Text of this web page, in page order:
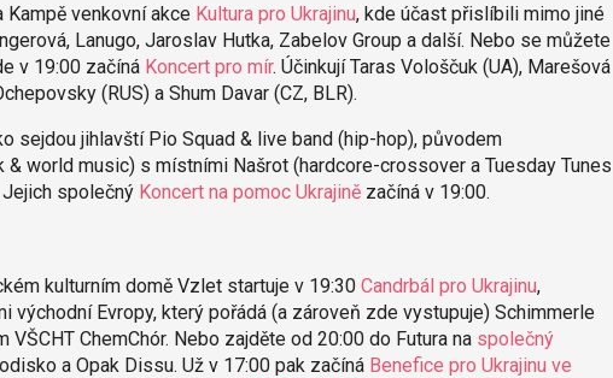
venkovní akce Kultura pro Ukrajinu, kde účast přislíbili mimo jiné
Lanugo, Jaroslav Hutka, Zabelov Group a další. Nebo se můžete
v 19:00 začíná Koncert pro mír. Účinkují Taras Vološčuk (UA), Marešová
(RUS) a Shum Davar (CZ, BLR).
sejdou jihlavští Pio Squad & live band (hip-hop), původem
& world music) s místními Našrot (hardcore-crossover a Tuesday Tunes
společný Koncert na pomoc Ukrajinězačíná v 19:00.
kulturním domě Vzlet startuje v 19:30 Candrbál pro Ukrajinu,
východní Evropy, který pořádá (a zároveň zde vystupuje) Schimmerle
ChemChór. Nebo zajděte od 20:00 do Futura na společný
a Opak Dissu. Už v 17:00 pak začíná Benefice pro Ukrajinu ve